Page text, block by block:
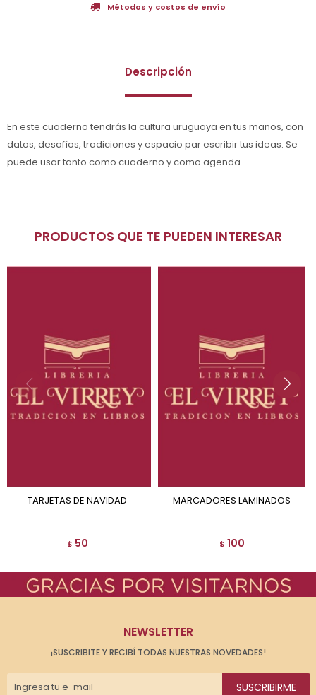
Métodos y costos de envío
Descripción
En este cuaderno tendrás la cultura uruguaya en tus manos, con
datos, desafíos, tradiciones y espacio par escribir tus ideas. Se
puede usar tanto como cuaderno y como agenda.
PRODUCTOS QUE TE PUEDEN INTERESAR
TARJETAS DE NAVIDAD
$ 50
MARCADORES LAMINADOS
$ 100
NEWSLETTER
¡SUSCRIBITE Y RECIBÍ TODAS NUESTRAS NOVEDADES!
SUSCRIBIRME